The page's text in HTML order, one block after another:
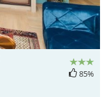
85%